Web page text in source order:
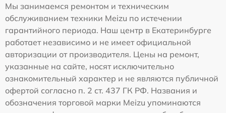
Мы занимаемся ремонтом и техническим
обслуживанием техники Meizu по истечении
гарантийного периода. Наш центр в Екатеринбурге
работает независимо и не имеет официальной
авторизации от производителя. Цены на ремонт,
указанные на сайте, носят исключительно
ознакомительный характер и не являются публичной
офертой согласно п. 2 ст. 437 ГК РФ. Названия и
обозначения торговой марки Meizu упоминаются